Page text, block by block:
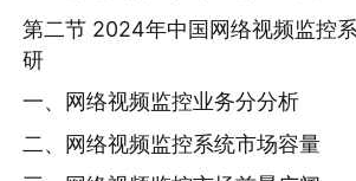
第二节 2024年中国网络视频监控
研
一、网络视频监控业务分分析
二、网络视频监控系统市场容量